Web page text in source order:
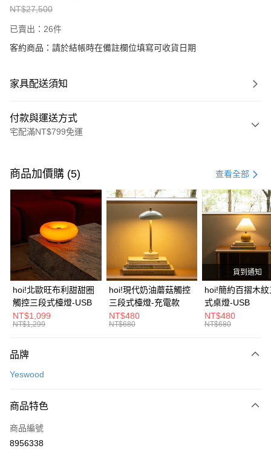
NT$27,500
已賣出：26件
客約商品：請於結帳時在備註欄位填寫可收貨日期
家具配送須知
付款與運送方式
宅配滿NT$799免運
信用卡一次付款
信用卡分期付款
3 期 0 利率 每期 21家銀行
合作金庫商業銀行
第一商業銀行
華南商業銀行
彰化商業銀行
上海商業儲蓄銀行
台北富邦商業銀行
國泰世華商業銀行
兆豐國際商業銀行
臺灣中小企業銀行
台中商業銀行
匯豐（台灣）商業銀行
華泰商業銀行
聯邦商業銀行
遠東國際商業銀行
元大商業銀行
台灣樂天信用卡公司
6 期 0 利率 每期NT$3,416 21家銀行
合作金庫商業銀行
第一商業銀行
華南商業銀行
彰化商業銀行
上海商業儲蓄銀行
台北富邦商業銀行
國泰世華商業銀行
兆豐國際商業銀行
臺灣中小企業銀行
台中商業銀行
匯豐（台灣）商業銀行
聯邦商業銀行
玉山商業銀行
台灣樂天信用卡公司
LINE Pay
Apple Pay
街口支付
AFTEE先享後付
【關於「AFTEE先享後付」】
AFTEE先享後付是「在收到商品之後才付款」的支付方式。 讓您購物簡單
便利好安心！
３．安心：先確認商品／服務後，再付款。
【「AFTEE先享後付」結帳流程】
結帳頁面，進行簡訊認證並確認金額後，即可完成結帳。
每筆NT$99，滿NT$799(含以上)免運費
商品加價購 (5) 查看全部
hoi!北歐旺布利甜甜圈
觸控三段式檯燈-USB
NT$1,099
NT$1,299
hoi!現代奶油蘑菇觸控
三段式檯燈-充電款
NT$480
NT$680
貨到通知
hoi!簡約百摺木
式桌燈-USB
NT$480
NT$680
品牌
Yeswood
商品特色
商品編號
8956338